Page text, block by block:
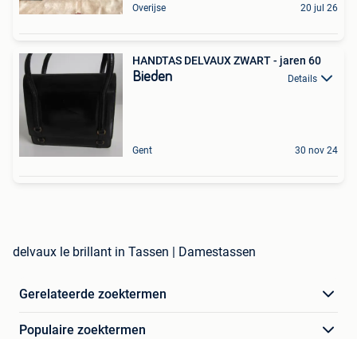
Overijse 20 jul 26
HANDTAS DELVAUX ZWART - jaren 60
Bieden Details
Gent 30 nov 24
delvaux le brillant in Tassen | Damestassen
Gerelateerde zoektermen
Populaire zoektermen